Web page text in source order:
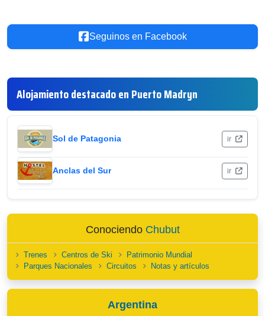
Seguinos en Facebook
Alojamiento destacado en Puerto Madryn
Sol de Patagonia ir
Anclas del Sur ir
Conociendo Chubut
Trenes Centros de Ski
Patrimonio Mundial
Parques Nacionales
Circuitos Notas y artículos
Argentina